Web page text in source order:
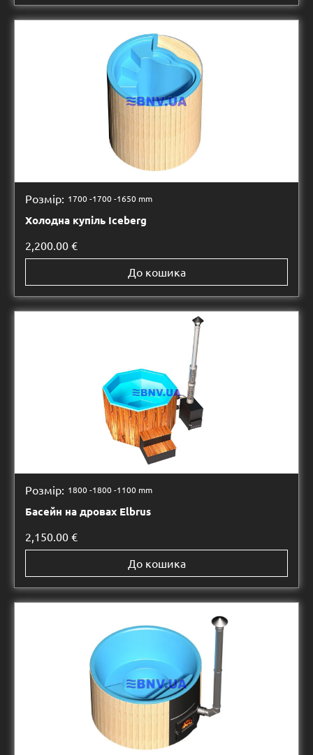
Розмір: 1700 -1700 -1650 mm
Холодна купіль Іceberg
2,200.00 €
До кошика
Розмір: 1800 -1800 -1100 mm
Басейн на дровах Elbrus
2,150.00 €
До кошика